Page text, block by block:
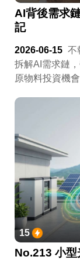
AI背後需求
記
2026-06-15 不
拆解AI需求鏈
原物料投資機會
15
No.213 小型